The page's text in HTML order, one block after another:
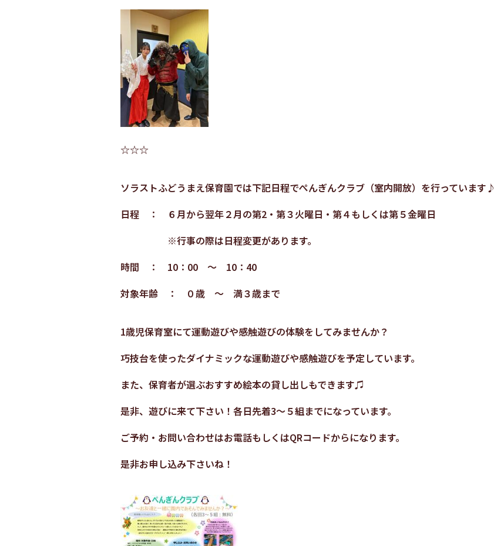
☆☆☆
ソラストふどうまえ保育園では下記日程でぺんぎんクラブ（室内開放）を行っています♪
日程 ： ６月から翌年２月の第2・第３火曜日・第４もしくは第５金曜日
※行事の際は日程変更があります。
時間 ： 10：00 ～ 10：40
対象年齢 ： ０歳 ～ 満３歳まで
1歳児保育室にて運動遊びや感触遊びの体験をしてみませんか？
巧技台を使ったダイナミックな運動遊びや感触遊びを予定しています。
また、保育者が選ぶおすすめ絵本の貸し出しもできます♫
是非、遊びに来て下さい！各日先着3～５組までになっています。
ご予約・お問い合わせはお電話もしくはQRコードからになります。
是非お申し込み下さいね！